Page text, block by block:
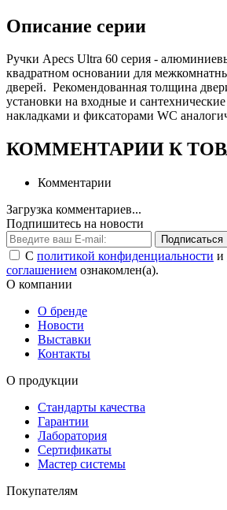
Описание серии
Ручки Apecs Ultra 60 серия -
квадратном основании для
дверей. Рекомендованная толщина
установки на входные и
накладками и фиксаторами WC
КОММЕНТАРИИ К
Комментарии
Загрузка комментариев...
Подпишитесь на новости
Подписаться
С политикой конфиденциальности и
соглашением ознакомлен(а).
О компании
О бренде
Новости
Выставки
Контакты
О продукции
Стандарты качества
Гарантии
Лаборатория
Сертификаты
Мастер системы
Покупателям